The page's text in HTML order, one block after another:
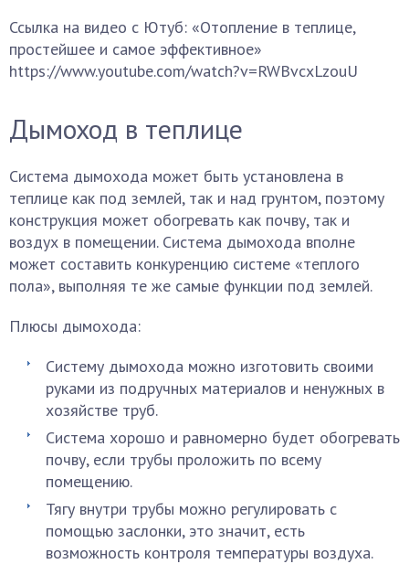
Ссылка на видео с Ютуб: «Отопление в теплице,
простейшее и самое эффективное»
https://www.youtube.com/watch?v=RWBvcxLzouU
Дымоход в теплице
Система дымохода может быть установлена в
теплице как под землей, так и над грунтом, поэтому
конструкция может обогревать как почву, так и
воздух в помещении. Система дымохода вполне
может составить конкуренцию системе «теплого
пола», выполняя те же самые функции под землей.
Плюсы дымохода:
Систему дымохода можно изготовить своими
руками из подручных материалов и ненужных в
хозяйстве труб.
Система хорошо и равномерно будет обогревать
почву, если трубы проложить по всему
помещению.
Тягу внутри трубы можно регулировать с
помощью заслонки, это значит, есть
возможность контроля температуры воздуха.